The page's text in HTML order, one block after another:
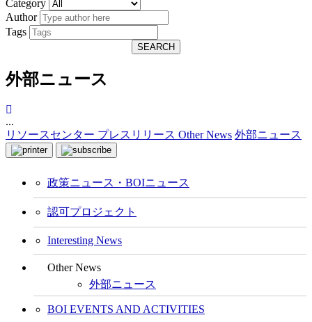
Category
Author
Tags
SEARCH
外部ニュース
...
リソースセンター プレスリリース Other News 外部ニュース
政策ニュース・BOIニュース
認可プロジェクト
Interesting News
Other News
外部ニュース
BOI EVENTS AND ACTIVITIES